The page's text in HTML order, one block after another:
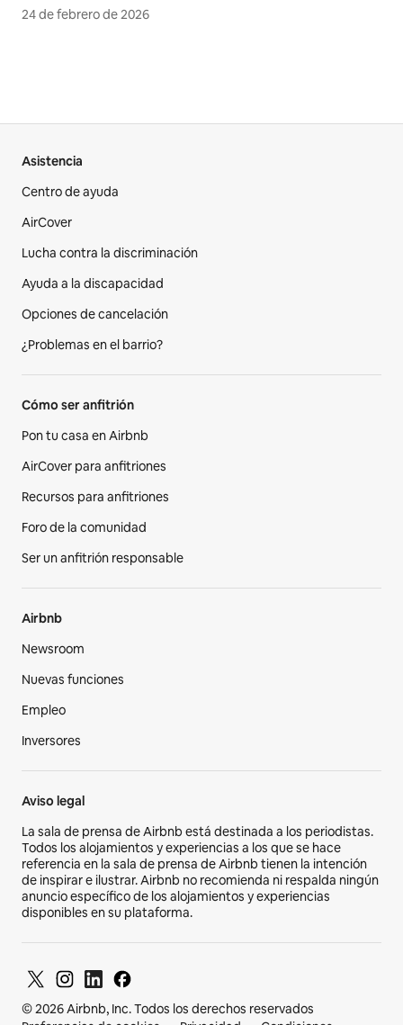
24 de febrero de 2026
Asistencia
Centro de ayuda
AirCover
Lucha contra la discriminación
Ayuda a la discapacidad
Opciones de cancelación
¿Problemas en el barrio?
Cómo ser anfitrión
Pon tu casa en Airbnb
AirCover para anfitriones
Recursos para anfitriones
Foro de la comunidad
Ser un anfitrión responsable
Airbnb
Newsroom
Nuevas funciones
Empleo
Inversores
Aviso legal
La sala de prensa de Airbnb está destinada a los periodistas.
Todos los alojamientos y experiencias a los que se hace
referencia en la sala de prensa de Airbnb tienen la intención
de inspirar e ilustrar. Airbnb no recomienda ni respalda ningún
anuncio específico de los alojamientos y experiencias
disponibles en su plataforma.
© 2026 Airbnb, Inc. Todos los derechos reservados